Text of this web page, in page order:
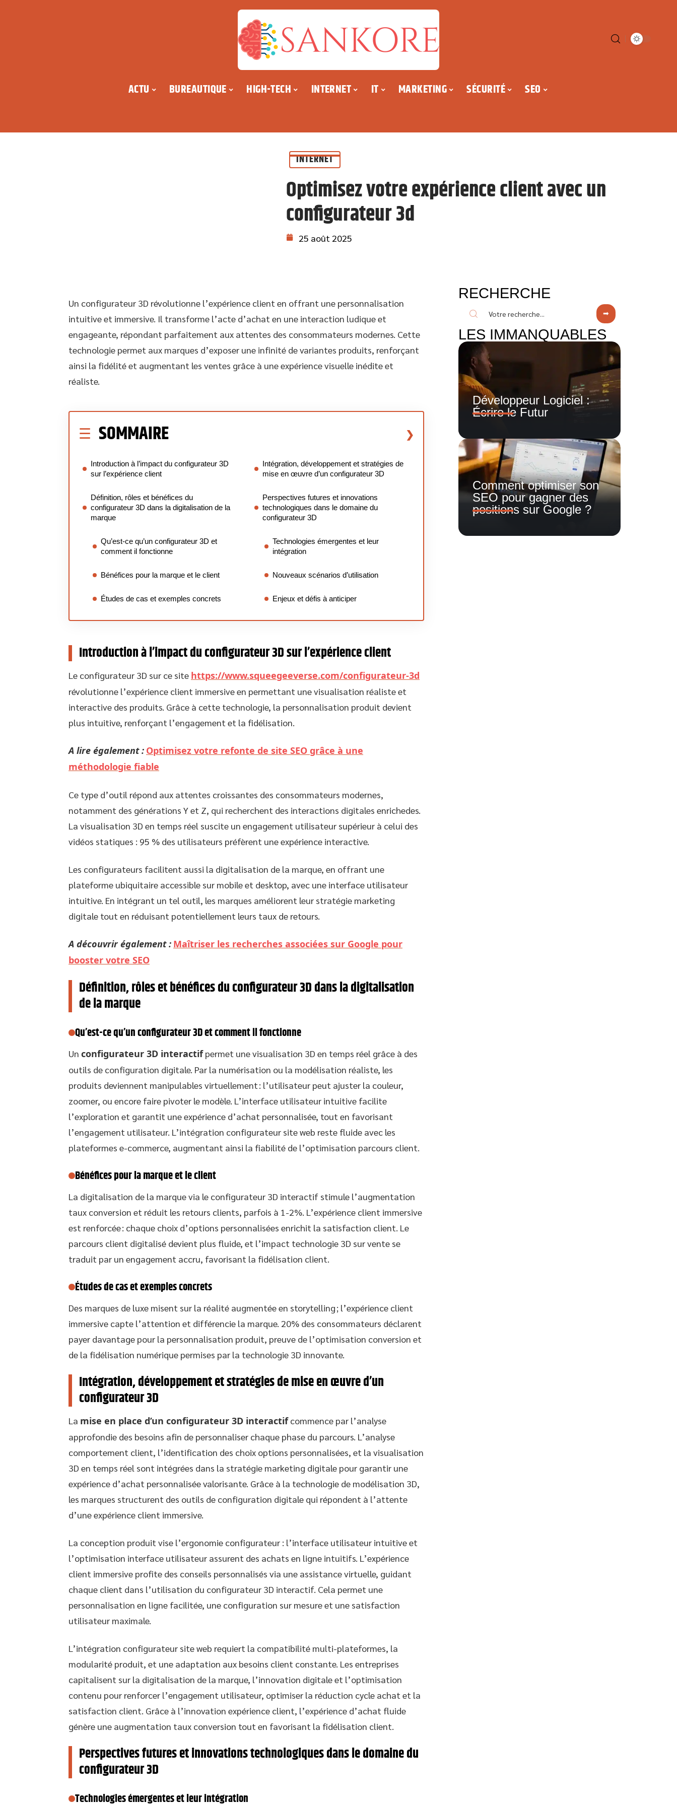
ACTU BUREAUTIQUE HIGH-TECH INTERNET IT MARKETING SÉCURITÉ SEO
INTERNET
Optimisez votre expérience client avec un
configurateur 3d
25 août 2025
Un configurateur 3D révolutionne l’expérience client en offrant une personnalisation
intuitive et immersive. Il transforme l’acte d’achat en une interaction ludique et
engageante, répondant parfaitement aux attentes des consommateurs modernes. Cette
technologie permet aux marques d’exposer une infinité de variantes produits, renforçant
ainsi la fidélité et augmentant les ventes grâce à une expérience visuelle inédite et
réaliste.
SOMMAIRE
Introduction à l’impact du configurateur 3D
sur l’expérience client
Définition, rôles et bénéfices du
configurateur 3D dans la digitalisation de la
marque
Qu’est-ce qu’un configurateur 3D et
comment il fonctionne
Bénéfices pour la marque et le client
Études de cas et exemples concrets
Intégration, développement et stratégies de
mise en œuvre d’un configurateur 3D
Perspectives futures et innovations
technologiques dans le domaine du
configurateur 3D
Technologies émergentes et leur
intégration
Nouveaux scénarios d’utilisation
Enjeux et défis à anticiper
Introduction à l’impact du configurateur 3D sur l’expérience client
Le configurateur 3D sur ce site https://www.squeegeeverse.com/configurateur-3d
révolutionne l’expérience client immersive en permettant une visualisation réaliste et
interactive des produits. Grâce à cette technologie, la personnalisation produit devient
plus intuitive, renforçant l’engagement et la fidélisation.
A lire également : Optimisez votre refonte de site SEO grâce à une
méthodologie fiable
Ce type d’outil répond aux attentes croissantes des consommateurs modernes,
notamment des générations Y et Z, qui recherchent des interactions digitales enrichedes.
La visualisation 3D en temps réel suscite un engagement utilisateur supérieur à celui des
vidéos statiques : 95 % des utilisateurs préfèrent une expérience interactive.
Les configurateurs facilitent aussi la digitalisation de la marque, en offrant une
plateforme ubiquitaire accessible sur mobile et desktop, avec une interface utilisateur
intuitive. En intégrant un tel outil, les marques améliorent leur stratégie marketing
digitale tout en réduisant potentiellement leurs taux de retours.
A découvrir également : Maîtriser les recherches associées sur Google pour
booster votre SEO
Définition, rôles et bénéfices du configurateur 3D dans la digitalisation
de la marque
Qu’est-ce qu’un configurateur 3D et comment il fonctionne
Un configurateur 3D interactifpermet une visualisation 3D en temps réel grâce à des
outils de configuration digitale. Par la numérisation ou la modélisation réaliste, les
produits deviennent manipulables virtuellement : l’utilisateur peut ajuster la couleur,
zoomer, ou encore faire pivoter le modèle. L’interface utilisateur intuitive facilite
l’exploration et garantit une expérience d’achat personnalisée, tout en favorisant
l’engagement utilisateur. L’intégration configurateur site web reste fluide avec les
plateformes e-commerce, augmentant ainsi la fiabilité de l’optimisation parcours client.
Bénéfices pour la marque et le client
La digitalisation de la marque via le configurateur 3D interactif stimule l’augmentation
taux conversion et réduit les retours clients, parfois à 1-2%. L’expérience client immersive
est renforcée : chaque choix d’options personnalisées enrichit la satisfaction client. Le
parcours client digitalisé devient plus fluide, et l’impact technologie 3D sur vente se
traduit par un engagement accru, favorisant la fidélisation client.
Études de cas et exemples concrets
Des marques de luxe misent sur la réalité augmentée en storytelling ; l’expérience client
immersive capte l’attention et différencie la marque. 20% des consommateurs déclarent
payer davantage pour la personnalisation produit, preuve de l’optimisation conversion et
de la fidélisation numérique permises par la technologie 3D innovante.
Intégration, développement et stratégies de mise en œuvre d’un
configurateur 3D
La mise en place d’un configurateur 3D interactifcommence par l’analyse
approfondie des besoins afin de personnaliser chaque phase du parcours. L’analyse
comportement client, l’identification des choix options personnalisées, et la visualisation
3D en temps réel sont intégrées dans la stratégie marketing digitale pour garantir une
expérience d’achat personnalisée valorisante. Grâce à la technologie de modélisation 3D,
les marques structurent des outils de configuration digitale qui répondent à l’attente
d’une expérience client immersive.
La conception produit vise l’ergonomie configurateur : l’interface utilisateur intuitive et
l’optimisation interface utilisateur assurent des achats en ligne intuitifs. L’expérience
client immersive profite des conseils personnalisés via une assistance virtuelle, guidant
chaque client dans l’utilisation du configurateur 3D interactif. Cela permet une
personnalisation en ligne facilitée, une configuration sur mesure et une satisfaction
utilisateur maximale.
L’intégration configurateur site web requiert la compatibilité multi-plateformes, la
modularité produit, et une adaptation aux besoins client constante. Les entreprises
capitalisent sur la digitalisation de la marque, l’innovation digitale et l’optimisation
contenu pour renforcer l’engagement utilisateur, optimiser la réduction cycle achat et la
satisfaction client. Grâce à l’innovation expérience client, l’expérience d’achat fluide
génère une augmentation taux conversion tout en favorisant la fidélisation client.
Perspectives futures et innovations technologiques dans le domaine du
configurateur 3D
Technologies émergentes et leur intégration
RECHERCHE
LES IMMANQUABLES
Développeur Logiciel :
Écrire le Futur
Comment optimiser son
SEO pour gagner des
positions sur Google ?